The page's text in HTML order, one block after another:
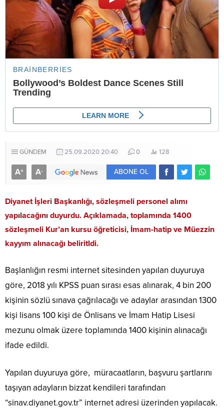
GÜNDEM 25.09.2020 20:40 0 128
A+ A- ABONE OL
Diyanet İşleri Başkanlığı, sözleşmeli personel alımı
yapılacağını duyurdu. Açıklamada, toplamında 1400
sözleşmeli Kur’an kursu öğreticisi, İmam-hatip ve Müezzin
kayyım alınacağı beliritldi.
Başlanlığın resmi internet sitesinden yapılan duyuruya
göre, 2018 yılı KPSS puan sırası esas alınarak, 4 bin 200
kişinin sözlü sınava çağrılacağı ve adaylar arasından 1300
kişi lisans 100 kişi de Önlisans ve İmam Hatip Lisesi
mezunu olmak üzere toplamında 1400 kişinin alınacağı
ifade edildi.
Yapılan duyuruya göre, müracaatların, başvuru şartlarını
taşıyan adayların bizzat kendileri tarafından
“sinav.diyanet.gov.tr” internet adresi üzerinden yapılacak.